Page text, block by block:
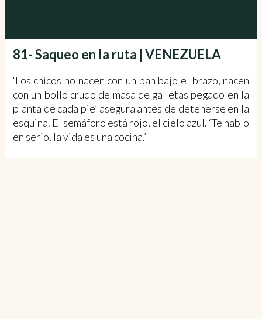
81- Saqueo en la ruta | VENEZUELA
‘Los chicos no nacen con un pan bajo el brazo, nacen
con un bollo crudo de masa de galletas pegado en la
planta de cada pie’ asegura antes de detenerse en la
esquina. El semáforo está rojo, el cielo azul. ‘Te hablo
en serio, la vida es una cocina.’